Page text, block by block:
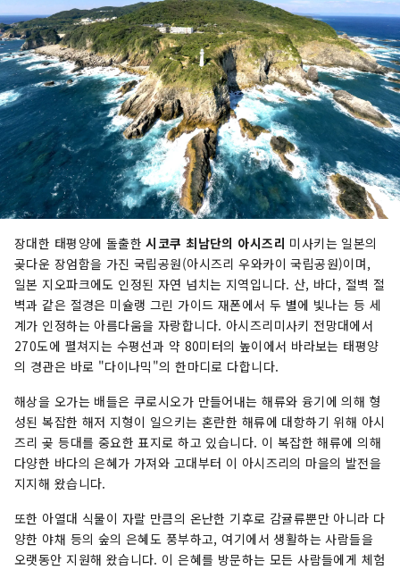
장대한 태평양에 돌출한시코쿠 최남단의 아시즈리 미사키는 일본의
곶다운 장엄함을 가진 국립공원(아시즈리 우와카이 국립공원)이며,
일본 지오파크에도 인정된 자연 넘치는 지역입니다. 산, 바다, 절벽 절
벽과 같은 절경은 미슐랭 그린 가이드 재폰에서 두 별에 빛나는 등 세
계가 인정하는 아름다움을 자랑합니다. 아시즈리미사키 전망대에서
270도에 펼쳐지는 수평선과 약 80미터의 높이에서 바라보는 태평양
의 경관은 바로 "다이나믹"의 한마디로 다합니다.
해상을 오가는 배들은 쿠로시오가 만들어내는 해류와 융기에 의해 형
성된 복잡한 해저 지형이 일으키는 혼란한 해류에 대항하기 위해 아시
즈리 곶 등대를 중요한 표지로 하고 있습니다. 이 복잡한 해류에 의해
다양한 바다의 은혜가 가져와 고대부터 이 아시즈리의 마을의 발전을
지지해 왔습니다.
또한 아열대 식물이 자랄 만큼의 온난한 기후로 감귤류뿐만 아니라 다
양한 야채 등의 숲의 은혜도 풍부하고, 여기에서 생활하는 사람들을
오랫동안 지원해 왔습니다. 이 은혜를 방문하는 모든 사람들에게 체험